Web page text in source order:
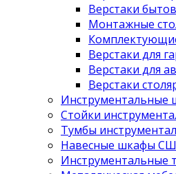
Верстаки
Монтажные
Верстаки для
Верстаки для
Верстаки
Стойки
Тумбы
Навесные шкафы
Инструментальные